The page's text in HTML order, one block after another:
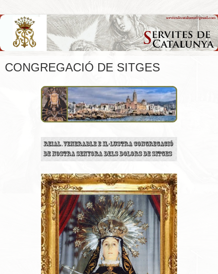
CONGREGACIÓ DE SITGES